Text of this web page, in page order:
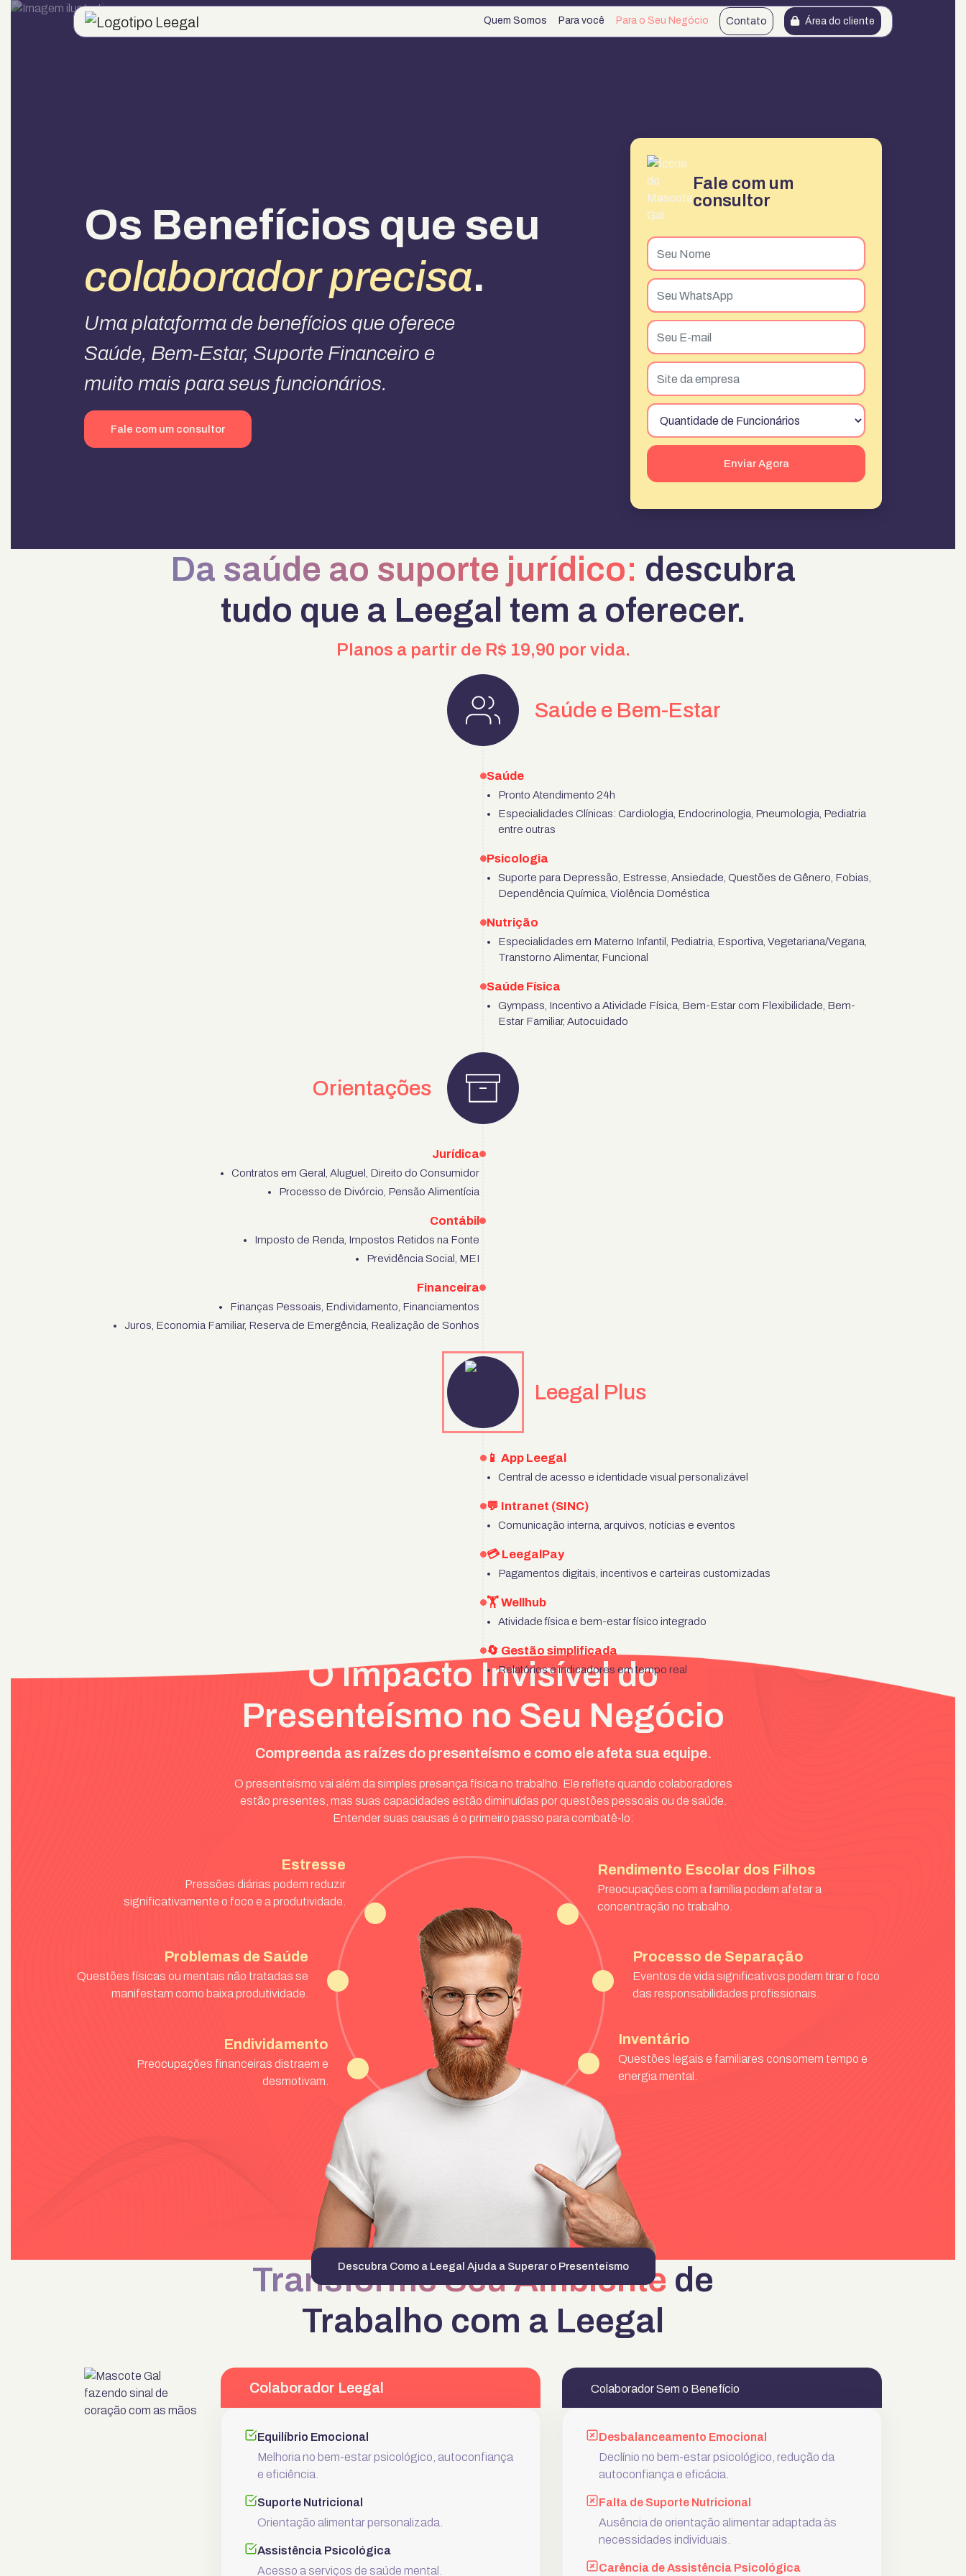
Quem Somos Para você Para o Seu Negócio Contato Área do cliente
Os Benefícios que seu
colaborador precisa.
Uma plataforma de benefícios que oferece
Saúde, Bem-Estar, Suporte Financeiro e
muito mais para seus funcionários.
Fale com um consultor
Fale com um
consultor
Nome
Telefone
Email
Site Empresa
Funcionários
Da saúde ao suporte jurídico: descubra
tudo que a Leegal tem a oferecer.
Planos a partir de R$ 19,90 por vida.
Saúde e Bem-Estar
Saúde
Pronto Atendimento 24h
Especialidades Clínicas: Cardiologia, Endocrinologia, Pneumologia, Pediatria
entre outras
Psicologia
Suporte para Depressão, Estresse, Ansiedade, Questões de Gênero, Fobias,
Dependência Química, Violência Doméstica
Nutrição
Especialidades em Materno Infantil, Pediatria, Esportiva, Vegetariana/Vegana,
Transtorno Alimentar, Funcional
Saúde Física
Gympass, Incentivo a Atividade Física, Bem-Estar com Flexibilidade, Bem-
Estar Familiar, Autocuidado
Orientações
Jurídica
Contratos em Geral, Aluguel, Direito do Consumidor
Processo de Divórcio, Pensão Alimentícia
Contábil
Imposto de Renda, Impostos Retidos na Fonte
Previdência Social, MEI
Financeira
Finanças Pessoais, Endividamento, Financiamentos
Juros, Economia Familiar, Reserva de Emergência, Realização de Sonhos
Leegal Plus
📱 App Leegal
Central de acesso e identidade visual personalizável
💬 Intranet (SINC)
Comunicação interna, arquivos, notícias e eventos
💳 LeegalPay
Pagamentos digitais, incentivos e carteiras customizadas
🏋️ Wellhub
Atividade física e bem-estar físico integrado
🔄 Gestão simplificada
Relatórios e indicadores em tempo real
Fale com um consultor
O Impacto Invisível do
Presenteísmo no Seu Negócio
Compreenda as raízes do presenteísmo e como ele afeta sua equipe.
O presenteísmo vai além da simples presença física no trabalho. Ele reflete quando colaboradores
estão presentes, mas suas capacidades estão diminuídas por questões pessoais ou de saúde.
Entender suas causas é o primeiro passo para combatê-lo:
Estresse
Pressões diárias podem reduzir
significativamente o foco e a produtividade.
Problemas de Saúde
Questões físicas ou mentais não tratadas se
manifestam como baixa produtividade.
Endividamento
Preocupações financeiras distraem e
desmotivam.
Rendimento Escolar dos Filhos
Preocupações com a família podem afetar a
concentração no trabalho.
Processo de Separação
Eventos de vida significativos podem tirar o foco
das responsabilidades profissionais.
Inventário
Questões legais e familiares consomem tempo e
energia mental.
Descubra Como a Leegal Ajuda a Superar o Presenteísmo
Transforme Seu Ambiente de
Trabalho com a Leegal
Colaborador Leegal
Equilíbrio Emocional
Melhoria no bem-estar psicológico, autoconfiança
e eficiência.
Suporte Nutricional
Orientação alimentar personalizada.
Assistência Psicológica
Acesso a serviços de saúde mental.
Colaborador Sem o Benefício
Desbalanceamento Emocional
Declínio no bem-estar psicológico, redução da
autoconfiança e eficácia.
Falta de Suporte Nutricional
Ausência de orientação alimentar adaptada às
necessidades individuais.
Carência de Assistência Psicológica